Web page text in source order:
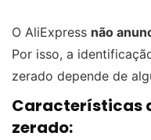
O AliExpress não
Por isso, a
zerado depende de
Características
zerado: